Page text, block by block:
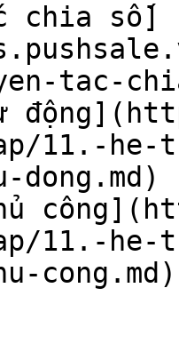
chia số]
tac-
11.-he-
11.-he-